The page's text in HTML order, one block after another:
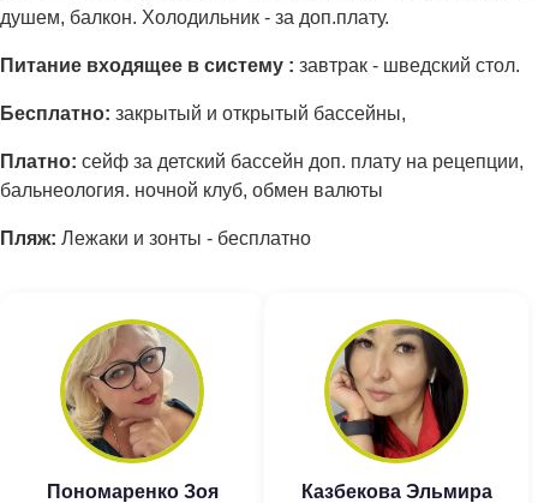
душем, балкон. Холодильник - за доп.плату.
Питание входящее в систему : завтрак - шведский стол.
Бесплатно: закрытый и открытый бассейны,
Платно: сейф за детский бассейн доп. плату на рецепции,
бальнеология. ночной клуб, обмен валюты
Пляж: Лежаки и зонты - бесплатно
Пономаренко Зоя
Казбекова Эльмира